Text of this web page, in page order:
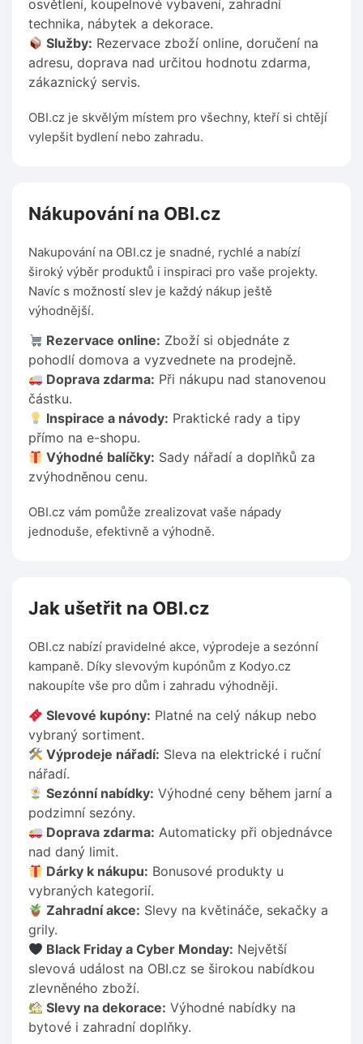
osvětlení, koupelnové vybavení, zahradní
technika, nábytek a dekorace.
Služby: Rezervace zboží online, doručení na
adresu, doprava nad určitou hodnotu zdarma,
zákaznický servis.
OBI.cz je skvělým místem pro všechny, kteří si chtějí
vylepšit bydlení nebo zahradu.
Nákupování na OBI.cz
Nakupování na OBI.cz je snadné, rychlé a nabízí
široký výběr produktů i inspiraci pro vaše projekty.
Navíc s možností slev je každý nákup ještě
výhodnější.
Rezervace online: Zboží si objednáte z
pohodlí domova a vyzvednete na prodejně.
Doprava zdarma: Při nákupu nad stanovenou
částku.
Inspirace a návody: Praktické rady a tipy
přímo na e-shopu.
Výhodné balíčky: Sady nářadí a doplňků za
zvýhodněnou cenu.
OBI.cz vám pomůže zrealizovat vaše nápady
jednoduše, efektivně a výhodně.
Jak ušetřit na OBI.cz
OBI.cz nabízí pravidelné akce, výprodeje a sezónní
kampaně. Díky slevovým kupónům z Kodyo.cz
nakoupíte vše pro dům i zahradu výhodněji.
Slevové kupóny: Platné na celý nákup nebo
vybraný sortiment.
Výprodeje nářadí: Sleva na elektrické i ruční
nářadí.
Sezónní nabídky: Výhodné ceny během jarní a
podzimní sezóny.
Doprava zdarma: Automaticky při objednávce
nad daný limit.
Dárky k nákupu: Bonusové produkty u
vybraných kategorií.
Zahradní akce: Slevy na květináče, sekačky a
grily.
Black Friday a Cyber Monday: Největší
slevová událost na OBI.cz se širokou nabídkou
zlevněného zboží.
Slevy na dekorace: Výhodné nabídky na
bytové i zahradní doplňky.